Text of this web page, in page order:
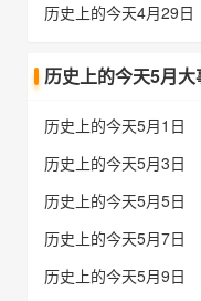
历史上的今天4月29日
历史上的今天5月大
历史上的今天5月1日
历史上的今天5月3日
历史上的今天5月5日
历史上的今天5月7日
历史上的今天5月9日